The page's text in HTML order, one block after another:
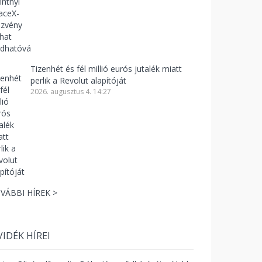
Tizenhét és fél millió eurós jutalék miatt
perlik a Revolut alapítóját
2026. augusztus 4. 14:27
HÍREK >
HÍREI